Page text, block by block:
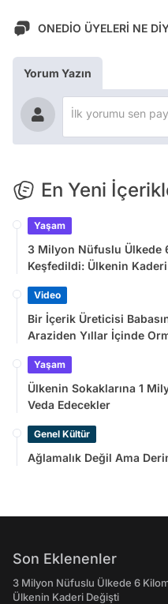
ONEDİO ÜYELERİ NE
Yorum Yazın
En Yeni
Yaşam
3 Milyon Nüfuslu Ülkede
Keşfedildi: Ülkenin
Video
Bir İçerik Üreticisi
Araziden Yıllar İçinde
Yaşam
Ülkenin Sokaklarına 1
Veda Edecekler
Genel Kültür
Ağlamalık Değil Ama
Son Eklenenler
3 Milyon Nüfuslu Ülkede 6
Ülkenin Kaderi Değişti